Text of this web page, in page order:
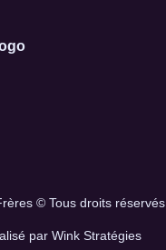
© Tous droits réservés
par Wink Stratégies